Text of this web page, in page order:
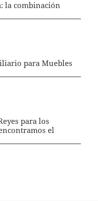
la combinación
para Muebles
para los
el